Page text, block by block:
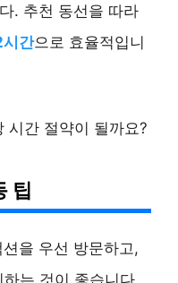
. 추천 동선을 따라
시간으로 효율적입니
시간 절약이 될까요?
팁
을 우선 방문하고,
는 것이 좋습니다.